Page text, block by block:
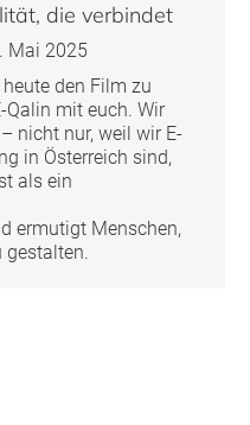
die verbindet
Mai 2025
den Film zu
Qalin mit euch. Wir
nicht nur, weil wir E-
in Österreich sind,
als ein
ermutigt Menschen,
gestalten.